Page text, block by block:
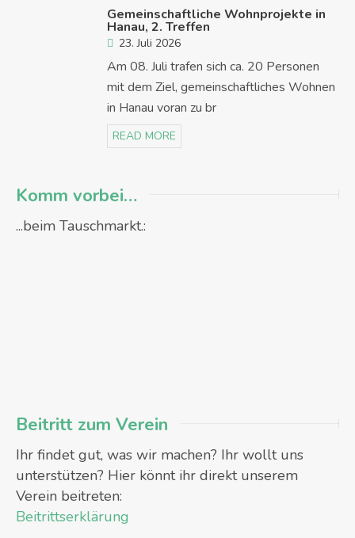
Gemeinschaftliche Wohnprojekte in
Hanau, 2. Treffen
23. Juli 2026
Am 08. Juli trafen sich ca. 20 Personen
mit dem Ziel, gemeinschaftliches Wohnen
in Hanau voran zu br
READ MORE
Komm vorbei…
...beim Tauschmarkt.:
Beitritt zum Verein
Ihr findet gut, was wir machen? Ihr wollt uns
unterstützen? Hier könnt ihr direkt unserem
Verein beitreten:
Beitrittserklärung